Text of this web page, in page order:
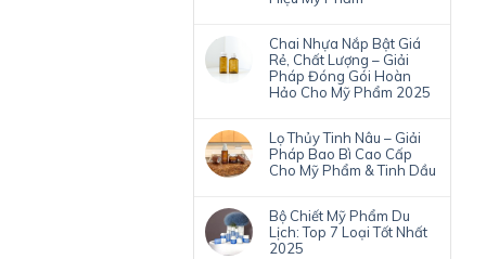
Chai Nhựa Nắp Bật Giá
Rẻ, Chất Lượng – Giải
Pháp Đóng Gói Hoàn
Hảo Cho Mỹ Phẩm 2025
Lọ Thủy Tinh Nâu – Giải
Pháp Bao Bì Cao Cấp
Cho Mỹ Phẩm & Tinh Dầu
Bộ Chiết Mỹ Phẩm Du
Lịch: Top 7 Loại Tốt Nhất
2025